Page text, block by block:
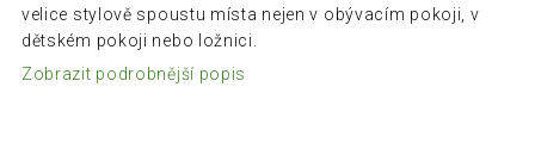
velice stylově spoustu místa nejen v obývacím pokoji, v
dětském pokoji nebo ložnici.
Zobrazit podrobnější popis